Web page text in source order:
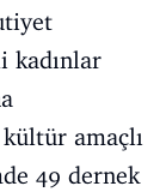
kadınlar
amaçlı
49 dernek